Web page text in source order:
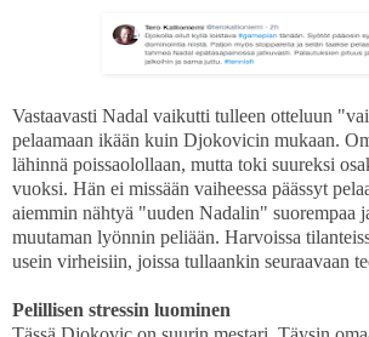
Vastaavasti Nadal vaikutti tulleen otteluun
pelaamaan ikään kuin Djokovicin mukaan.
lähinnä poissaolollaan, mutta toki suureksi
vuoksi. Hän ei missään vaiheessa päässyt
aiemmin nähtyä "uuden Nadalin" suorempaa
muutaman lyönnin peliään. Harvoissa
usein virheisiin, joissa tullaankin seuraavaan
Pelillisen stressin luominen